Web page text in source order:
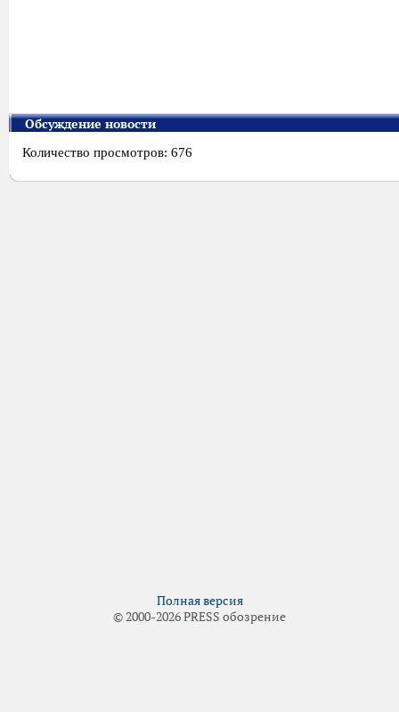
Обсуждение новости
Количество просмотров: 676
Полная версия
© 2000-2026 PRESS обозрение